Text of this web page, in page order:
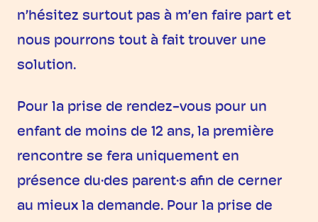
n’hésitez surtout pas à m’en faire part et
nous pourrons tout à fait trouver une
solution.
Pour la prise de rendez-vous pour un
enfant de moins de 12 ans, la première
rencontre se fera uniquement en
présence du·des parent·s afin de cerner
au mieux la demande. Pour la prise de